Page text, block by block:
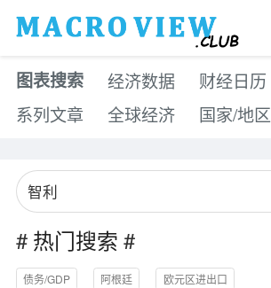
图表搜索 经济数据 财经日历
系列文章
全球经济 国家/地区
# 热门搜索 #
债务/GDP 阿根廷 欧元区进出口